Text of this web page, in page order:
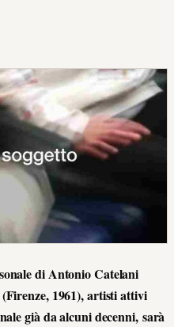
di Antonio Catelani
1961), artisti attivi
già da alcuni decenni, sarà